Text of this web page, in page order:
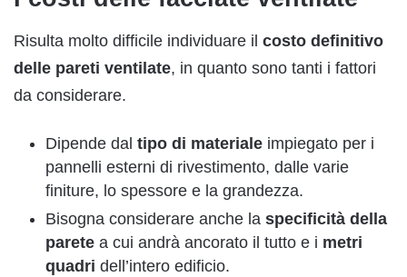
Risulta molto difficile individuare il costo definitivo
delle pareti ventilate, in quanto sono tanti i fattori
da considerare.
Dipende dal tipo di materiale impiegato per i
pannelli esterni di rivestimento, dalle varie
finiture, lo spessore e la grandezza.
Bisogna considerare anche la specificità della
parete a cui andrà ancorato il tutto e i metri
quadri dell’intero edificio.